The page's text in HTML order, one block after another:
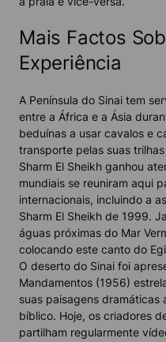
Mais Factos
Experiência
A Península do Sinai tem
entre a África e a Ásia
beduínas a usar cavalos e
transporte pelas suas
Sharm El Sheikh ganhou
mundiais se reuniram aqui
internacionais, incluindo a
Sharm El Sheikh de 1999.
águas próximas do Mar
colocando este canto do
O deserto do Sinai foi
Mandamentos (1956)
suas paisagens dramáticas
bíblico. Hoje, os criadores
partilham regularmente